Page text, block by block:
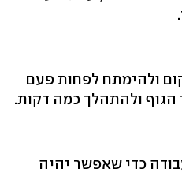
ולהימתח לפחות פעם
ולהתהלך כמה דקות.
כדי שאפשר יהיה